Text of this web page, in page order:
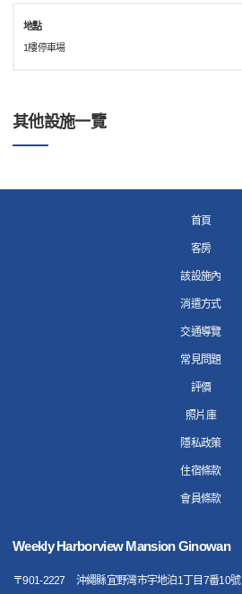
地點
1樓停車場
其他設施一覽
首頁
客房
該設施內
消遣方式
交通導覽
常見問題
評價
照片庫
隱私政策
住宿條款
會員條款
Weekly Harborview Mansion Ginowan
〒901-2227 沖繩縣宜野灣市宇地泊1丁目7番10號